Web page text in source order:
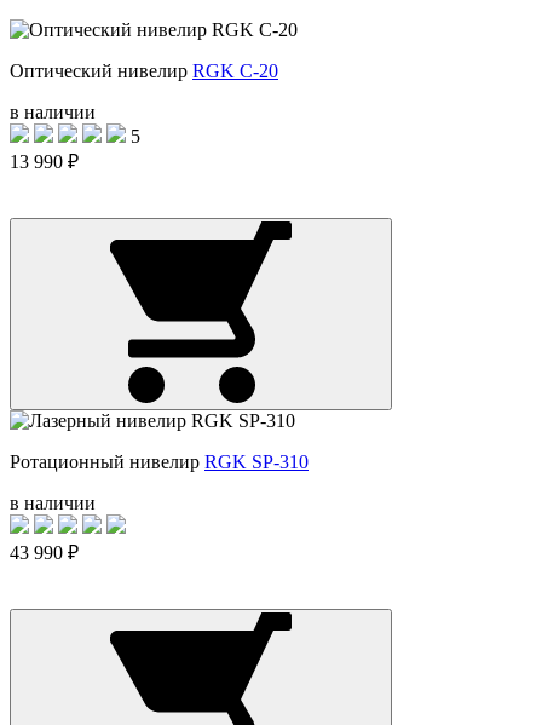
Оптический нивелир RGK C-20
в наличии
5
13 990 ₽
Ротационный нивелир RGK SP-310
в наличии
43 990 ₽